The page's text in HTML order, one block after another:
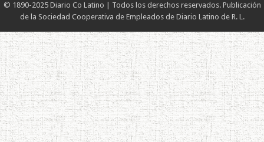
© 1890-2025 Diario Co Latino | Todos los derechos reservados. Publicación
de la Sociedad Cooperativa de Empleados de Diario Latino de R. L.